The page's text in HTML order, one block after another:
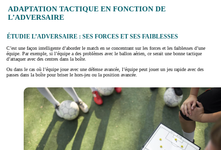
ADAPTATION TACTIQUE EN FONCTION DE
L’ADVERSAIRE
ÉTUDIE L’ADVERSAIRE : SES FORCES ET SES FAIBLESSES
C’est une façon intelligente d’aborder le match en se concentrant sur les forces et les faiblesses d’une
équipe. Par exemple, si l’équipe a des problèmes avec le ballon aérien, ce serait une bonne tactique
d’attaquer avec des centres dans la boîte.
Ou dans le cas où l’équipe joue avec une défense avancée, l’équipe peut jouer un jeu rapide avec des
passes dans la boîte pour briser le hors-jeu ou la position avancée.